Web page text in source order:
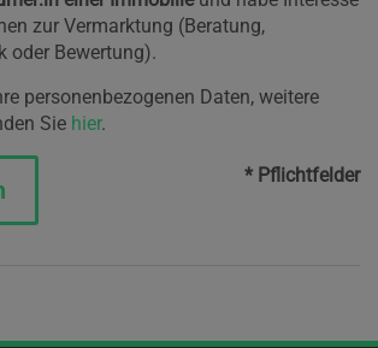
zur Vermarktung (Beratung,
oder Bewertung).
personenbezogenen Daten, weitere
Sie hier.
* Pflichtfelder